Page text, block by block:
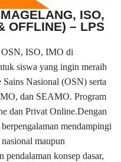
ISO,
OFFLINE) – LPS
OSN, ISO, IMO di
siswa yang ingin meraih
Nasional (OSN) serta
dan SEAMO. Program
dan Privat Online.Dengan
mendampingi
maupun
pendalaman konsep dasar,